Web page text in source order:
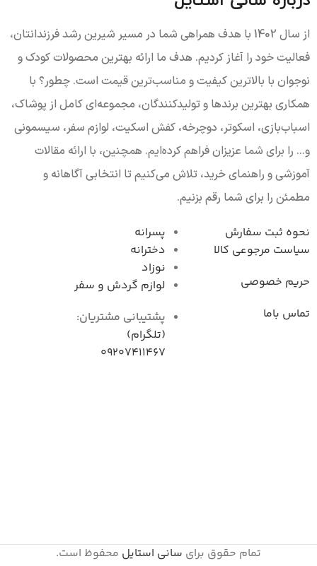
از سال 1402 با هدف همراهی شما در مسیر شیرین رشد فرزندانتان،
فعالیت خود را آغاز کردیم. هدف ما ارائه بهترین محصولات کودک و
نوجوان با بالاترین کیفیت و مناسب‌ترین قیمت است. چطور؟ با
همکاری بهترین برندها و تولیدکنندگان، مجموعه‌ای کامل از پوشاک،
اسباب‌بازی، اسکوتر، دوچرخه، کفش اسکیت، لوازم سفر، سیسمونی
و... را برای شما عزیزان فراهم کرده‌ایم. همچنین، با ارائه مقالات
آموزشی و راهنمای خرید، تلاش می‌کنیم تا انتخابی آگاهانه و
مطمئن را برای شما رقم بزنیم.
نحوه ثبت سفارش
سیاست مرجوعی کال
حریم خصوصی
تماس باما
پسرانه
دخترانه
نوزاد
لوازم گردش و سفر
پشتیبانی مشتریان:
(تلگرام)
09207411467
تمام حقوق برای سانی استایل محفوظ است.